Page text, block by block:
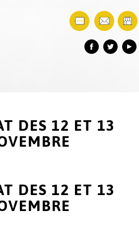
DES 12 ET 13
DES 12 ET 13